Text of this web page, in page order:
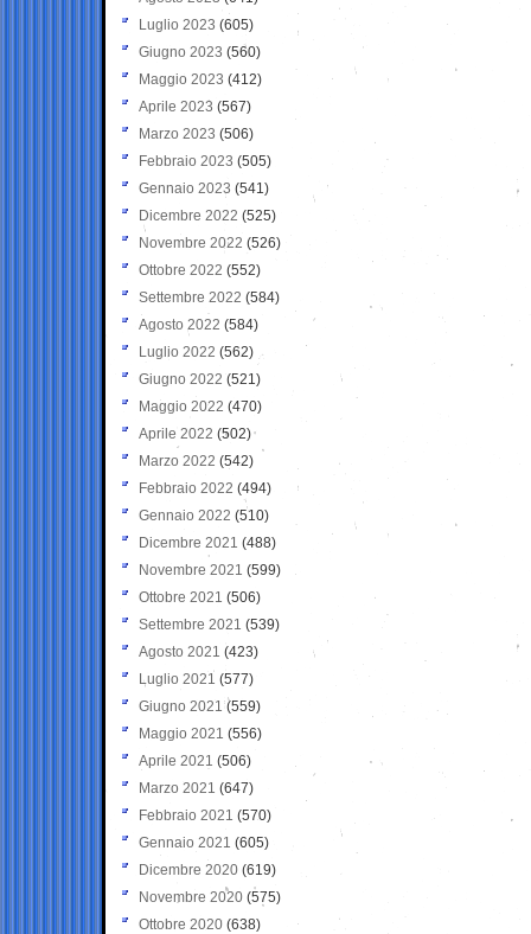
Luglio 2023 (605)
Giugno 2023 (560)
Maggio 2023 (412)
Aprile 2023 (567)
Marzo 2023 (506)
Febbraio 2023 (505)
Gennaio 2023 (541)
Dicembre 2022 (525)
Novembre 2022 (526)
Ottobre 2022 (552)
Settembre 2022 (584)
Agosto 2022 (584)
Luglio 2022 (562)
Giugno 2022 (521)
Maggio 2022 (470)
Aprile 2022 (502)
Marzo 2022 (542)
Febbraio 2022 (494)
Gennaio 2022 (510)
Dicembre 2021 (488)
Novembre 2021 (599)
Ottobre 2021 (506)
Settembre 2021 (539)
Agosto 2021 (423)
Luglio 2021 (577)
Giugno 2021(559)
Maggio 2021 (556)
Aprile 2021 (506)
Marzo 2021 (647)
Febbraio 2021 (570)
Gennaio 2021 (605)
Dicembre 2020 (619)
Novembre 2020 (575)
Ottobre 2020 (638)